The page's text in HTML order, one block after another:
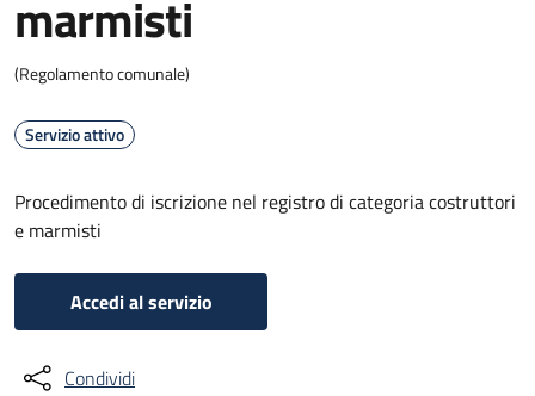
marmisti
(Regolamento comunale)
Servizio attivo
Procedimento di iscrizione nel registro di categoria costruttori
e marmisti
Accedi al servizio
Condividi